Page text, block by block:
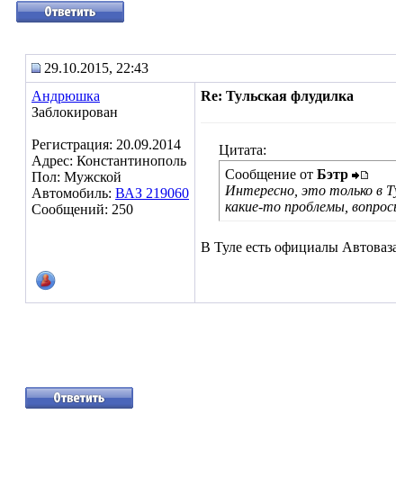
29.10.2015, 22:43
Андрюшка
Заблокирован
Регистрация: 20.09.2014
Адрес: Константинополь
Пол: Мужской
Автомобиль: ВАЗ 219060
Сообщений: 250
Re: Тульская флудилка
Цитата:
Сообщение от Бэтр
Интересно, это только в
какие-то проблемы,
В Туле есть официалы